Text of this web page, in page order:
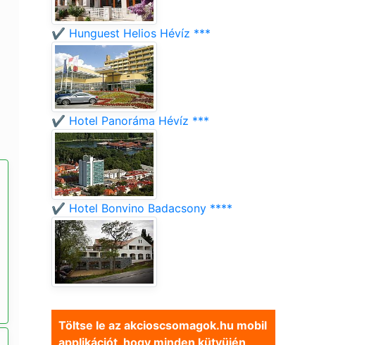
✔️ Hunguest Helios Hévíz ***
✔️ Hotel Panoráma Hévíz ***
✔️ Hotel Bonvino Badacsony ****
Töltse le az akcioscsomagok.hu mobil
applikációt, hogy minden kütyüjén,